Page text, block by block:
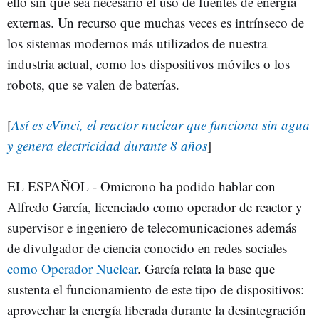
externas. Un recurso que muchas veces es intrínseco de
los sistemas modernos más utilizados de nuestra
industria actual, como los dispositivos móviles o los
robots, que se valen de baterías.
[Así es eVinci, el reactor nuclear que funciona sin agua
y genera electricidad durante 8 años]
EL ESPAÑOL - Omicrono ha podido hablar con
Alfredo García, licenciado como operador de reactor y
supervisor e ingeniero de telecomunicaciones además
de divulgador de ciencia conocido en redes sociales
como Operador Nuclear. García relata la base que
sustenta el funcionamiento de este tipo de dispositivos:
aprovechar la energía liberada durante la desintegración